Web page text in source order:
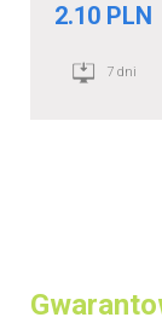
2.10 PLN
7 dni